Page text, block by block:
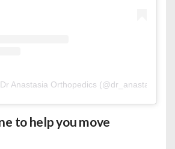
Anastasia Orthopedics
to help you move